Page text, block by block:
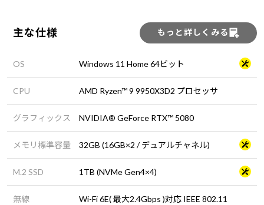
主な仕様 もっと詳しくみる
OS Windows 11 Home 64ビット
CPU AMD Ryzen™ 9 9950X3D2 プロセッサ
グラフィックス NVIDIA® GeForce RTX™ 5080
メモリ標準容量 32GB (16GB×2 / デュアルチャネル)
M.2 SSD 1TB (NVMe Gen4×4)
無線
Wi-Fi 6E( 最大2.4Gbps )対応 IEEE 802.11